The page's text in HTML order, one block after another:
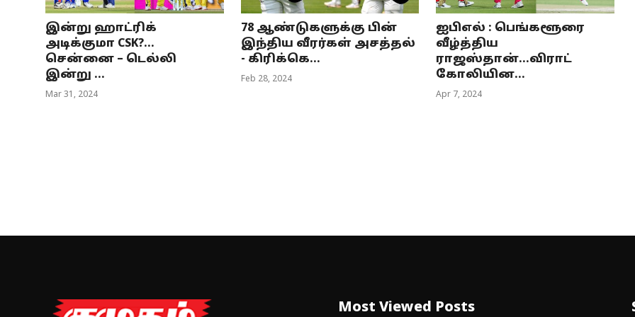
இன்று ஹாட்ரிக்
அடிக்குமா CSK?...
சென்னை – டெல்லி
இன்று ...
Mar 31, 2024
78 ஆண்டுகளுக்கு பின்
இந்திய வீரர்கள் அசத்தல்
- கிரிக்கெ...
Feb 28, 2024
ஐபிஎல் : பெங்களூரை
வீழ்த்திய
ராஜஸ்தான்...விராட்
கோலியின...
Apr 7, 2024
Most Viewed Posts